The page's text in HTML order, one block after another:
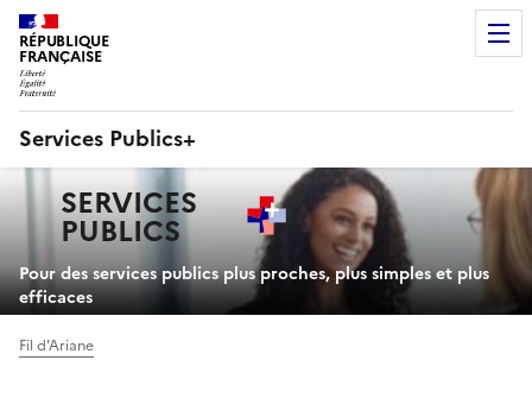
RÉPUBLIQUE
FRANÇAISE
Services Publics+
principaleSERVICES
PUBLICS+
Pour des services publics plus proches, plus simples et plus
efficaces
Fil d'Ariane